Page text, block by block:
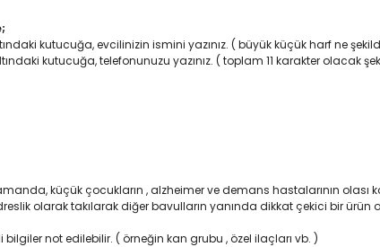
kutucuğa, evcilinizin ismini yazınız. ( büyük küçük harf ne
kutucuğa, telefonunuzu yazınız. ( toplam 11 karakter olacak
küçük çocukların , alzheimer ve demans hastalarının
olarak takılarak diğer bavulların yanında dikkat çekici bir
not edilebilir. ( örneğin kan grubu , özel ilaçları vb. )